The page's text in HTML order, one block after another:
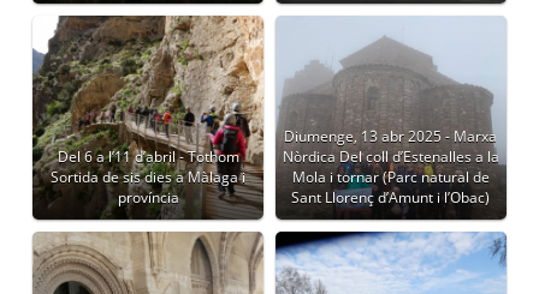
Del 6 a l’11 d’abril - Tothom
Sortida de sis dies a Màlaga i
província
Diumenge, 13 abr 2025 - Marxa
Nòrdica Del coll d’Estenalles a la
Mola i tornar (Parc natural de
Sant Llorenç d’Amunt i l’Obac)